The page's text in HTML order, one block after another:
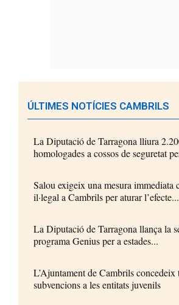
ÚLTIMES NOTÍCIES CAMBRILS
La Diputació de Tarragona lliura
homologades a cossos de seguretat
Salou exigeix una mesura immediata
il·legal a Cambrils per aturar l’efecte...
La Diputació de Tarragona llança la
programa Genius per a estades...
L’Ajuntament de Cambrils concedeix
subvencions a les entitats juvenils